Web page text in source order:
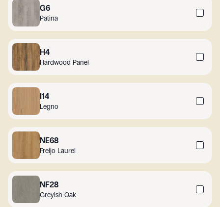
G6
Patina
H4
Hardwood Panel
I14
Legno
NE68
Freijo Laurel
NF28
Greyish Oak